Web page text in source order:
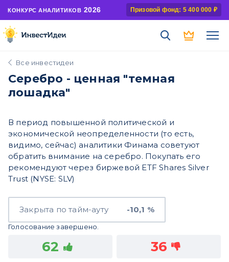
КОНКУРС АНАЛИТИКОВ 2026 Призовой фонд: 5 400 000 ₽
Все инвестидеи
Серебро - ценная "темная
лошадка"
В период повышенной политической и
экономической неопределенности (то есть,
видимо, сейчас) аналитики Финама советуют
обратить внимание на серебро. Покупать его
рекомендуют через биржевой ETF Shares Silver
Trust (NYSE: SLV)
Закрыта по тайм-ауту -10,1 %
Голосование завершено.
62 36